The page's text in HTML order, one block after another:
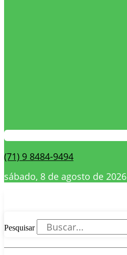
(71) 9 8484-9494
sábado, 8 de agosto de 2026
Pesquisar